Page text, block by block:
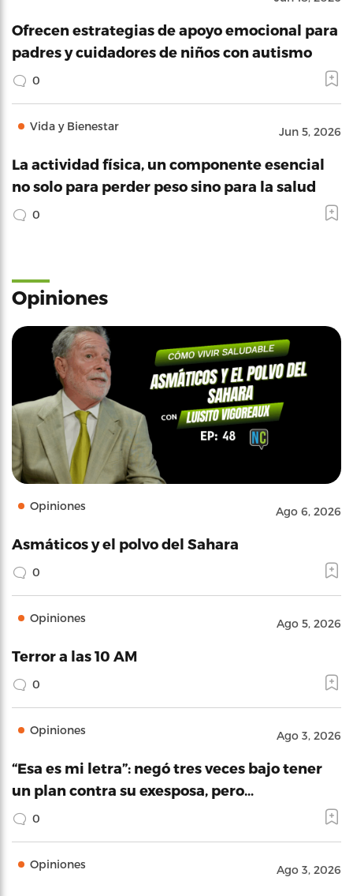
Ofrecen estrategias de apoyo emocional para
padres y cuidadores de niños con autismo
0
Vida y Bienestar Jun 5, 2026
La actividad física, un componente esencial
no solo para perder peso sino para la salud
0
Opiniones
Opiniones Ago 6, 2026
Asmáticos y el polvo del Sahara
0
Opiniones Ago 5, 2026
Terror a las 10 AM
0
Opiniones Ago 3, 2026
“Esa es mi letra”: negó tres veces bajo tener
un plan contra su exesposa, pero…
0
Opiniones Ago 3, 2026